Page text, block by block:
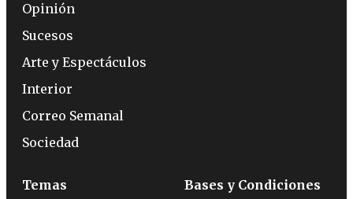
Opinión
Sucesos
Arte y Espectáculos
Interior
Correo Semanal
Sociedad
Temas
Bases y Condiciones